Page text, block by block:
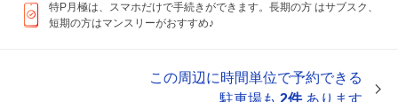
特P月極は、スマホだけで手続きができます。長期の方 はサブスク、
短期の方はマンスリーがおすすめ♪
この周辺に時間単位で予約できる
駐車場も 2件あります